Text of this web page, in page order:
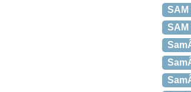
SAM
SAM